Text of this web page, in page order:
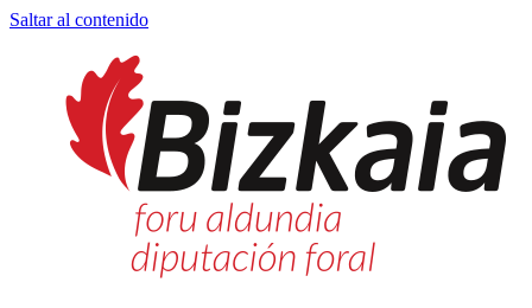
Saltar al contenido